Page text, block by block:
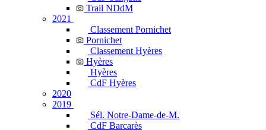
Trail NDdM
2021
Classement Pornichet
Pornichet
Classement Hyères
Hyères
Hyères
CdF Hyères
2020
2019
Sél. Notre-Dame-de-M.
CdF Barcarès